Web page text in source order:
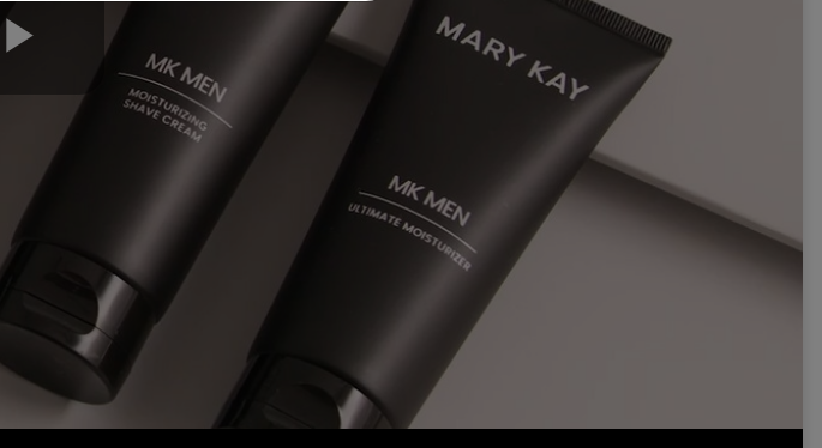
Play
Video